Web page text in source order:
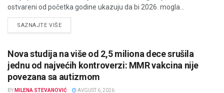
ostvareni od početka godine ukazuju da bi 2026. mogla...
SAZNAJTE VIŠEDETAILS
Nova studija na više od 2,5 miliona dece srušila
jednu od najvećih kontroverzi: MMR vakcina nije
povezana sa autizmom
BY MILENA STEVANOVIĆ AVGUST 6, 2026